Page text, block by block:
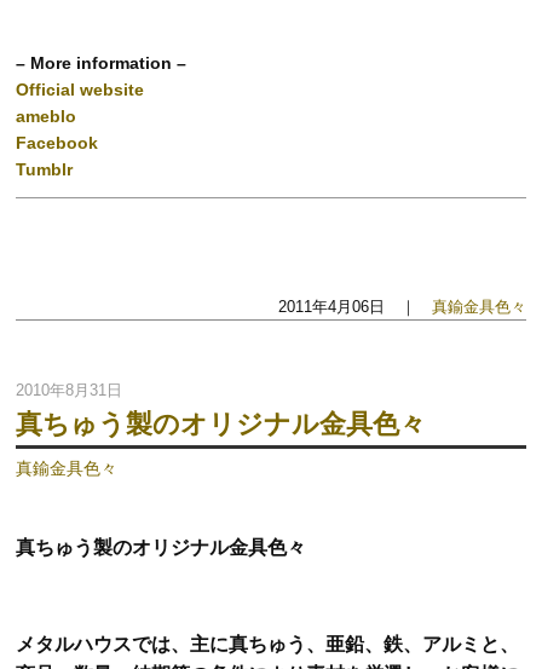
– More information –
Official website
ameblo
Facebook
Tumblr
2011年4月06日 ｜ 真鍮金具色々
2010年8月31日
真ちゅう製のオリジナル金具色々
真鍮金具色々
真ちゅう製のオリジナル金具色々
メタルハウスでは、主に真ちゅう、亜鉛、鉄、アルミと、